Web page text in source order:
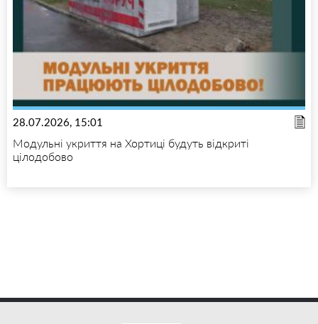
28.07.2026, 15:01
Модульні укриття на Хортиці будуть відкриті
цілодобово